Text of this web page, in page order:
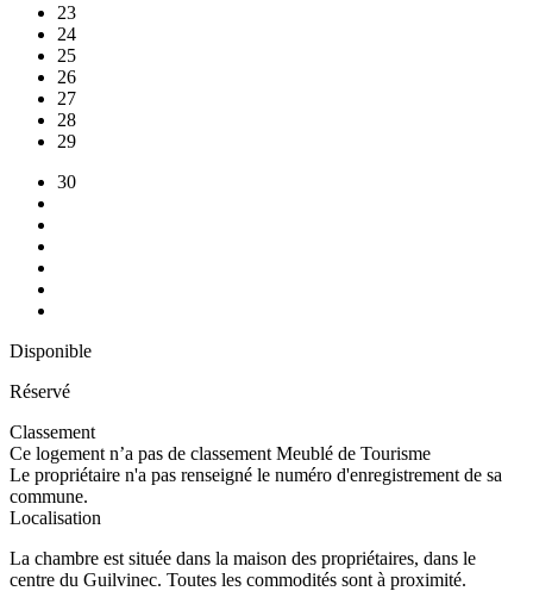
23
24
25
26
27
28
29
30
Disponible
Réservé
Classement
Ce logement n’a pas de classement Meublé de Tourisme
Le propriétaire n'a pas renseigné le numéro d'enregistrement de sa
commune.
Localisation
La chambre est située dans la maison des propriétaires, dans le
centre du Guilvinec. Toutes les commodités sont à proximité.